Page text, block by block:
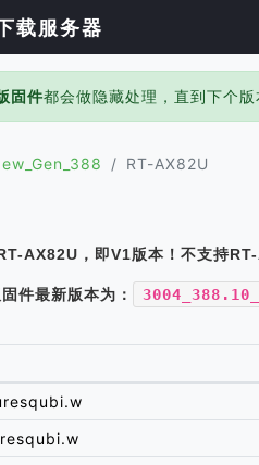
载服务器
固件都会做隐藏处理，直到下个
RT-AX82U
AX82U，即V1版本！不支持
件最新版本为：